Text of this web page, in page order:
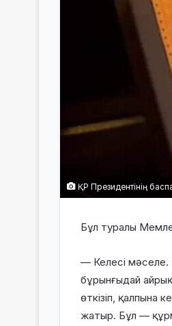
ҚР Президентінің
Бұл туралы
— Келесі мәселе.
бұрынғыдай
өткізіп, қалпына
жатыр. Бұл —